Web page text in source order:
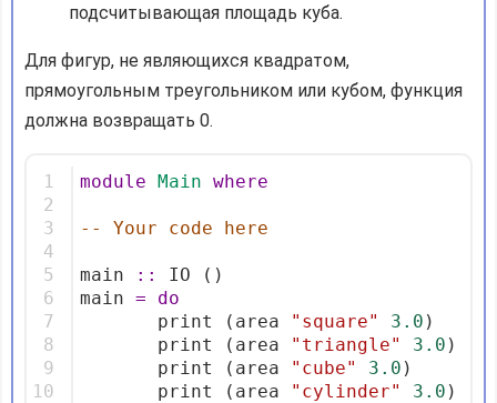
подсчитывающая площадь куба.
Для фигур, не являющихся квадратом,
прямоугольным треугольником или кубом, функция
должна возвращать 0.
1
2
3
4
5
6
7
8
9
10
module Main where
-- Your code here
main ::
IO ()
main =
do
       print (area
"square" 3.0 )
       print (area
"triangle" 3.0 )
       print (area
"cube" 3.0 )
       print (area
"cylinder" 3.0 )